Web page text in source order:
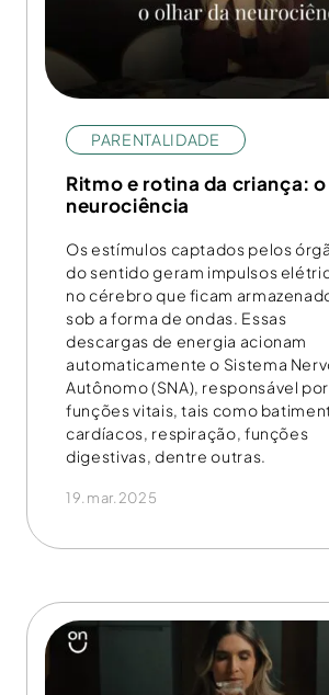
PARENTALIDADE
Ritmo e rotina da criança:
neurociência
Os estímulos captados pelos
do sentido geram impulsos
no cérebro que ficam
sob a forma de ondas. Essas
descargas de energia acionam
automaticamente o Sistema
Autônomo (SNA), responsável por
funções vitais, tais como
cardíacos, respiração, funções
digestivas, dentre outras.
19.mar.2025